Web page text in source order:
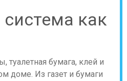
как
туалетная бумага, клей и
доме. Из газет и бумаги